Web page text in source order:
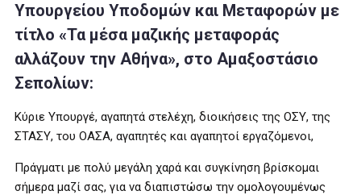
Υπουργείου Υποδομών και Μεταφορών με
τίτλο «Τα μέσα μαζικής μεταφοράς
αλλάζουν την Αθήνα», στο Αμαξοστάσιο
Σεπολίων:
Κύριε Υπουργέ, αγαπητά στελέχη, διοικήσεις της ΟΣΥ, της
ΣΤΑΣΥ, του ΟΑΣΑ, αγαπητές και αγαπητοί εργαζόμενοι,
Πράγματι με πολύ μεγάλη χαρά και συγκίνηση βρίσκομαι
σήμερα μαζί σας, για να διαπιστώσω την ομολογουμένως